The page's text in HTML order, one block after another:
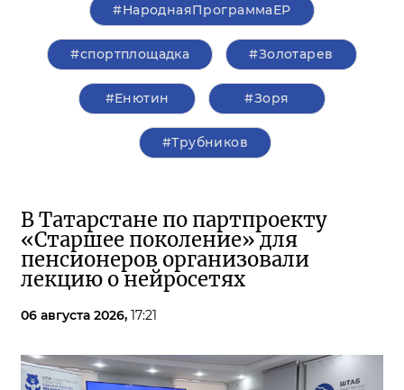
#НароднаяПрограммаЕР
#спортплощадка #Золотарев
#Енютин #Зоря
#Трубников
В Татарстане по партпроекту
«Старшее поколение» для
пенсионеров организовали
лекцию о нейросетях
06 августа 2026, 17:21